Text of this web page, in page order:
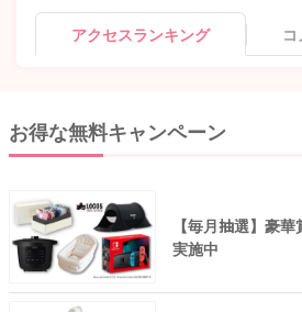
アクセスランキング
お得な無料キャンペーン
【毎月抽選】豪
実施中